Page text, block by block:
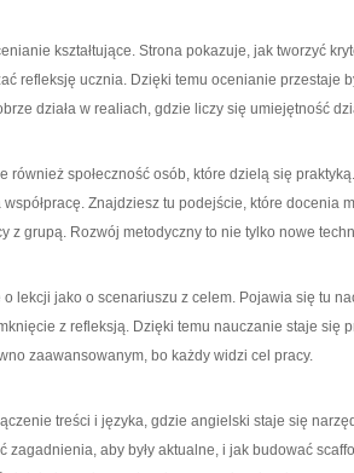
kształtujące. Strona pokazuje, jak tworzyć
refleksję ucznia. Dzięki temu ocenianie przestaje
działa w realiach, gdzie liczy się umiejętność
również społeczność osób, które dzielą się
Znajdziesz tu podejście, które docenia
z grupą. Rozwój metodyczny to nie tylko nowe
lekcji jako o scenariuszu z celem. Pojawia się tu
z refleksją. Dzięki temu nauczanie staje się
zaawansowanym, bo każdy widzi cel pracy.
treści i języka, gdzie angielski staje się
zagadnienia, aby były aktualne, i jak budować